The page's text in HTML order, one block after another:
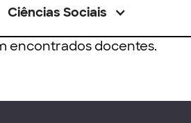
Ciências Sociais
encontrados docentes.